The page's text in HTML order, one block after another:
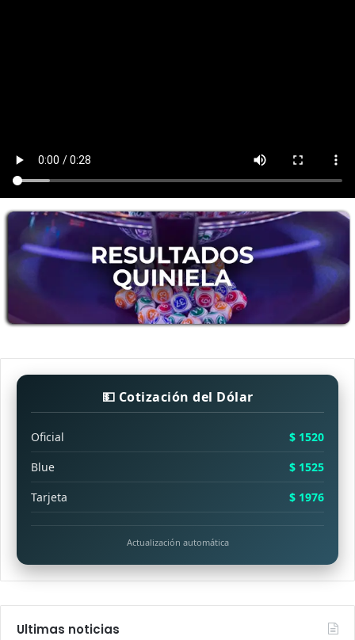
💵 Cotización del Dólar
Oficial
$ 1520
Blue
$ 1525
Tarjeta
$ 1976
Actualización automática
Ultimas noticias